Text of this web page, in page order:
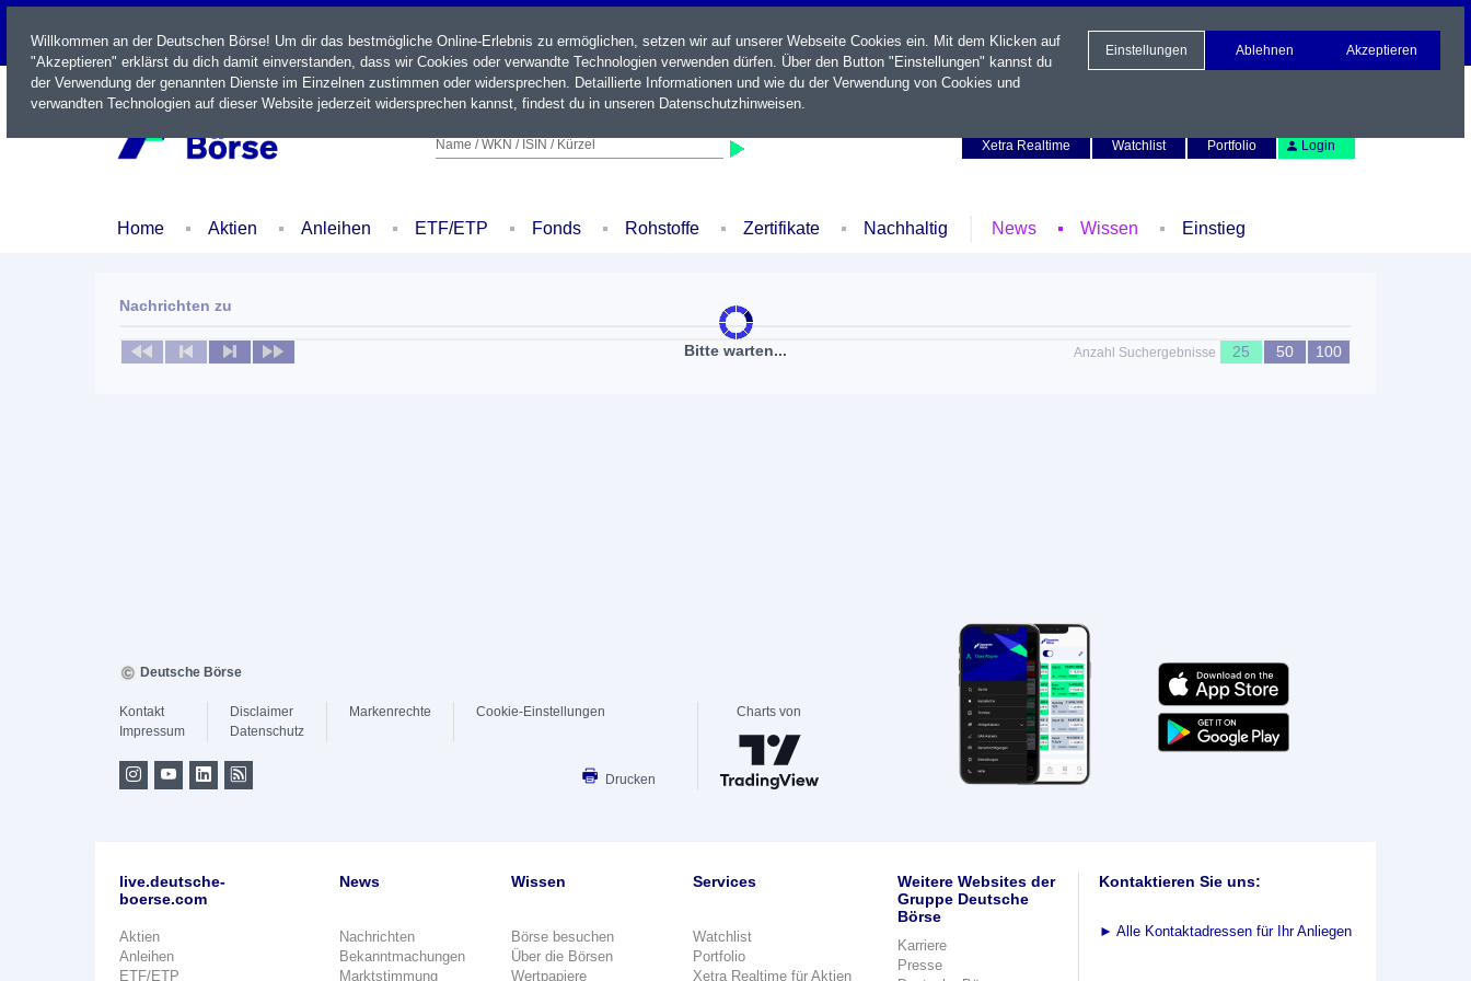
LIVE
Name / WKN / ISIN / Kürzel
Xetra Realtime
Watchlist Portfolio Login
Home Aktien Anleihen ETF/ETP Fonds Rohstoffe Zertifikate Nachhaltig News Wissen Einstieg
Bitte warten...
Nachrichten zu
Keine News verfügbar Anzahl Suchergebnisse 25 50 100
Willkommen an der Deutschen Börse! Um dir das bestmögliche Online-Erlebnis zu ermöglichen, setzen wir auf unserer Webseite Cookies ein. Mit dem Klicken auf
"Akzeptieren" erklärst du dich damit einverstanden, dass wir Cookies oder verwandte Technologien verwenden dürfen. Über den Button "Einstellungen" kannst du
der Verwendung der genannten Dienste im Einzelnen zustimmen oder widersprechen. Detaillierte Informationen und wie du der Verwendung von Cookies und
verwandten Technologien auf dieser Website jederzeit widersprechen kannst, findest du in unseren Datenschutzhinweisen.
Einstellungen Ablehnen Akzeptieren
Deutsche Börse
Kontakt
Impressum
Disclaimer
Datenschutz
Markenrechte Cookie-Einstellungen
Drucken
Charts von
live.deutsche-
boerse.com
Aktien
Anleihen
ETF/ETP
News
Nachrichten
Bekanntmachungen
Marktstimmung
Wissen
Börse besuchen
Über die Börsen
Wertpapiere
Services
Watchlist
Portfolio
Xetra Realtime für Aktien
Weitere Websites der
Gruppe Deutsche
Börse
Karriere
Presse
Kontaktieren Sie uns:
► Alle Kontaktadressen für Ihr Anliegen